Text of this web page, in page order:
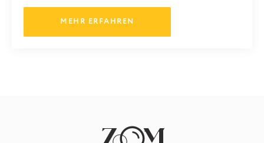
MEHR ERFAHREN